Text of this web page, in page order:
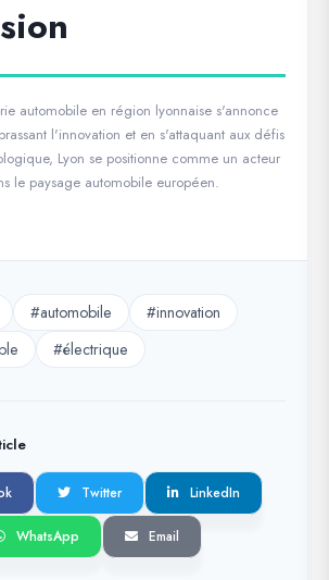
automobile en région lyonnaise s'annonce
l'innovation et en s'attaquant aux défis
Lyon se positionne comme un acteur
le paysage automobile européen.
#automobile
#innovation
#électrique
Twitter LinkedIn
WhatsApp Email